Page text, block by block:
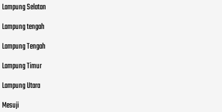
Lampung Selatan
Lampung tengah
Lampung Tengah
Lampung Timur
Lampung Utara
Mesuji